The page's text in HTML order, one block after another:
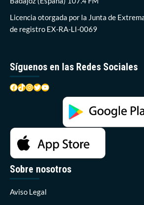
Sánchez’
Licencia otorgada por la Junta de
de registro EX-RA-LI-0069
Síguenos en las Redes Sociales
Facebook
TikTok
Instagram
Twitter
YouTube
Sobre nosotros
Aviso Legal